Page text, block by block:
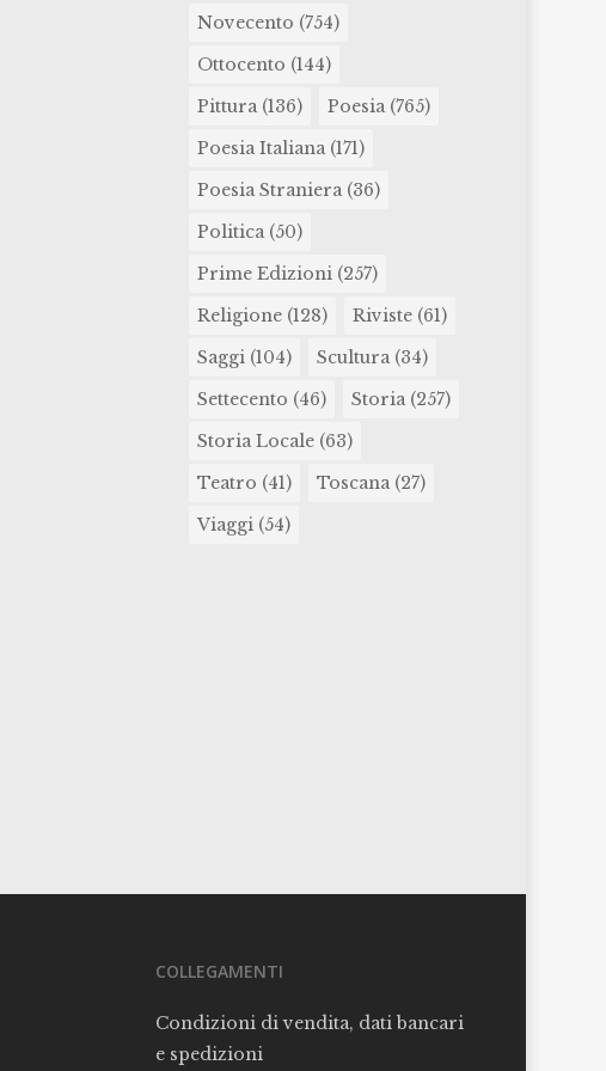
Novecento (754)
Ottocento (144)
Pittura(136) Poesia(765)
Poesia Italiana(171)
Poesia Straniera(36)
Politica(50)
Prime Edizioni(257)
Religione(128) Riviste(61)
Saggi(104) Scultura(34)
Settecento (46) Storia(257)
Storia Locale(63)
Teatro (41) Toscana(27)
Viaggi(54)
COLLEGAMENTI
Condizioni di vendita, dati bancari
e spedizioni